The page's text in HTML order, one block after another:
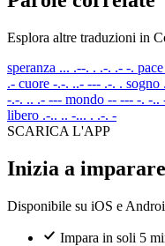
Esplora altre traduzioni in
speranza ... .--. . .-. .- -. pace
.- cuore -.-. ..- --- .-. . sogno
-.-. .. .- --- mondo -- --- -. -..
libero .-.. .. -... . .-. -
SCARICA L'APP
Inizia a
Disponibile su iOS e
Impara in soli 5